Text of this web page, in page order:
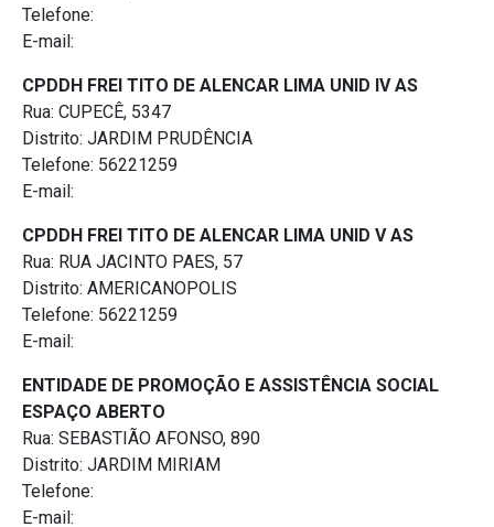
Telefone:
E-mail:
CPDDH FREI TITO DE ALENCAR LIMA UNID IV AS
Rua: CUPECÊ, 5347
Distrito: JARDIM PRUDÊNCIA
Telefone: 56221259
E-mail:
CPDDH FREI TITO DE ALENCAR LIMA UNID V AS
Rua: RUA JACINTO PAES, 57
Distrito: AMERICANOPOLIS
Telefone: 56221259
E-mail:
ENTIDADE DE PROMOÇÃO E ASSISTÊNCIA SOCIAL
ESPAÇO ABERTO
Rua: SEBASTIÃO AFONSO, 890
Distrito: JARDIM MIRIAM
Telefone:
E-mail: